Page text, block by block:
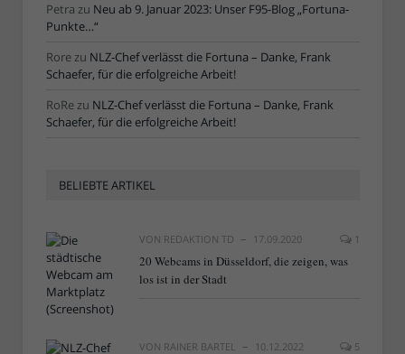
Petra zu Neu ab 9. Januar 2023: Unser F95-Blog „Fortuna-
Punkte…“
Rorezu NLZ-Chef verlässt die Fortuna – Danke, Frank
Schaefer, für die erfolgreiche Arbeit!
RoRezu NLZ-Chef verlässt die Fortuna – Danke, Frank
Schaefer, für die erfolgreiche Arbeit!
BELIEBTE ARTIKEL
VON REDAKTION TD 17.09.2020 1
20 Webcams in Düsseldorf, die zeigen, was
los ist in der Stadt
VON RAINER BARTEL 10.12.2022 5